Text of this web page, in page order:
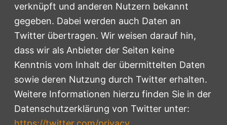
verknüpft und anderen Nutzern bekannt
gegeben. Dabei werden auch Daten an
Twitter übertragen. Wir weisen darauf hin,
dass wir als Anbieter der Seiten keine
Kenntnis vom Inhalt der übermittelten Daten
sowie deren Nutzung durch Twitter erhalten.
Weitere Informationen hierzu finden Sie in der
Datenschutzerklärung von Twitter unter: